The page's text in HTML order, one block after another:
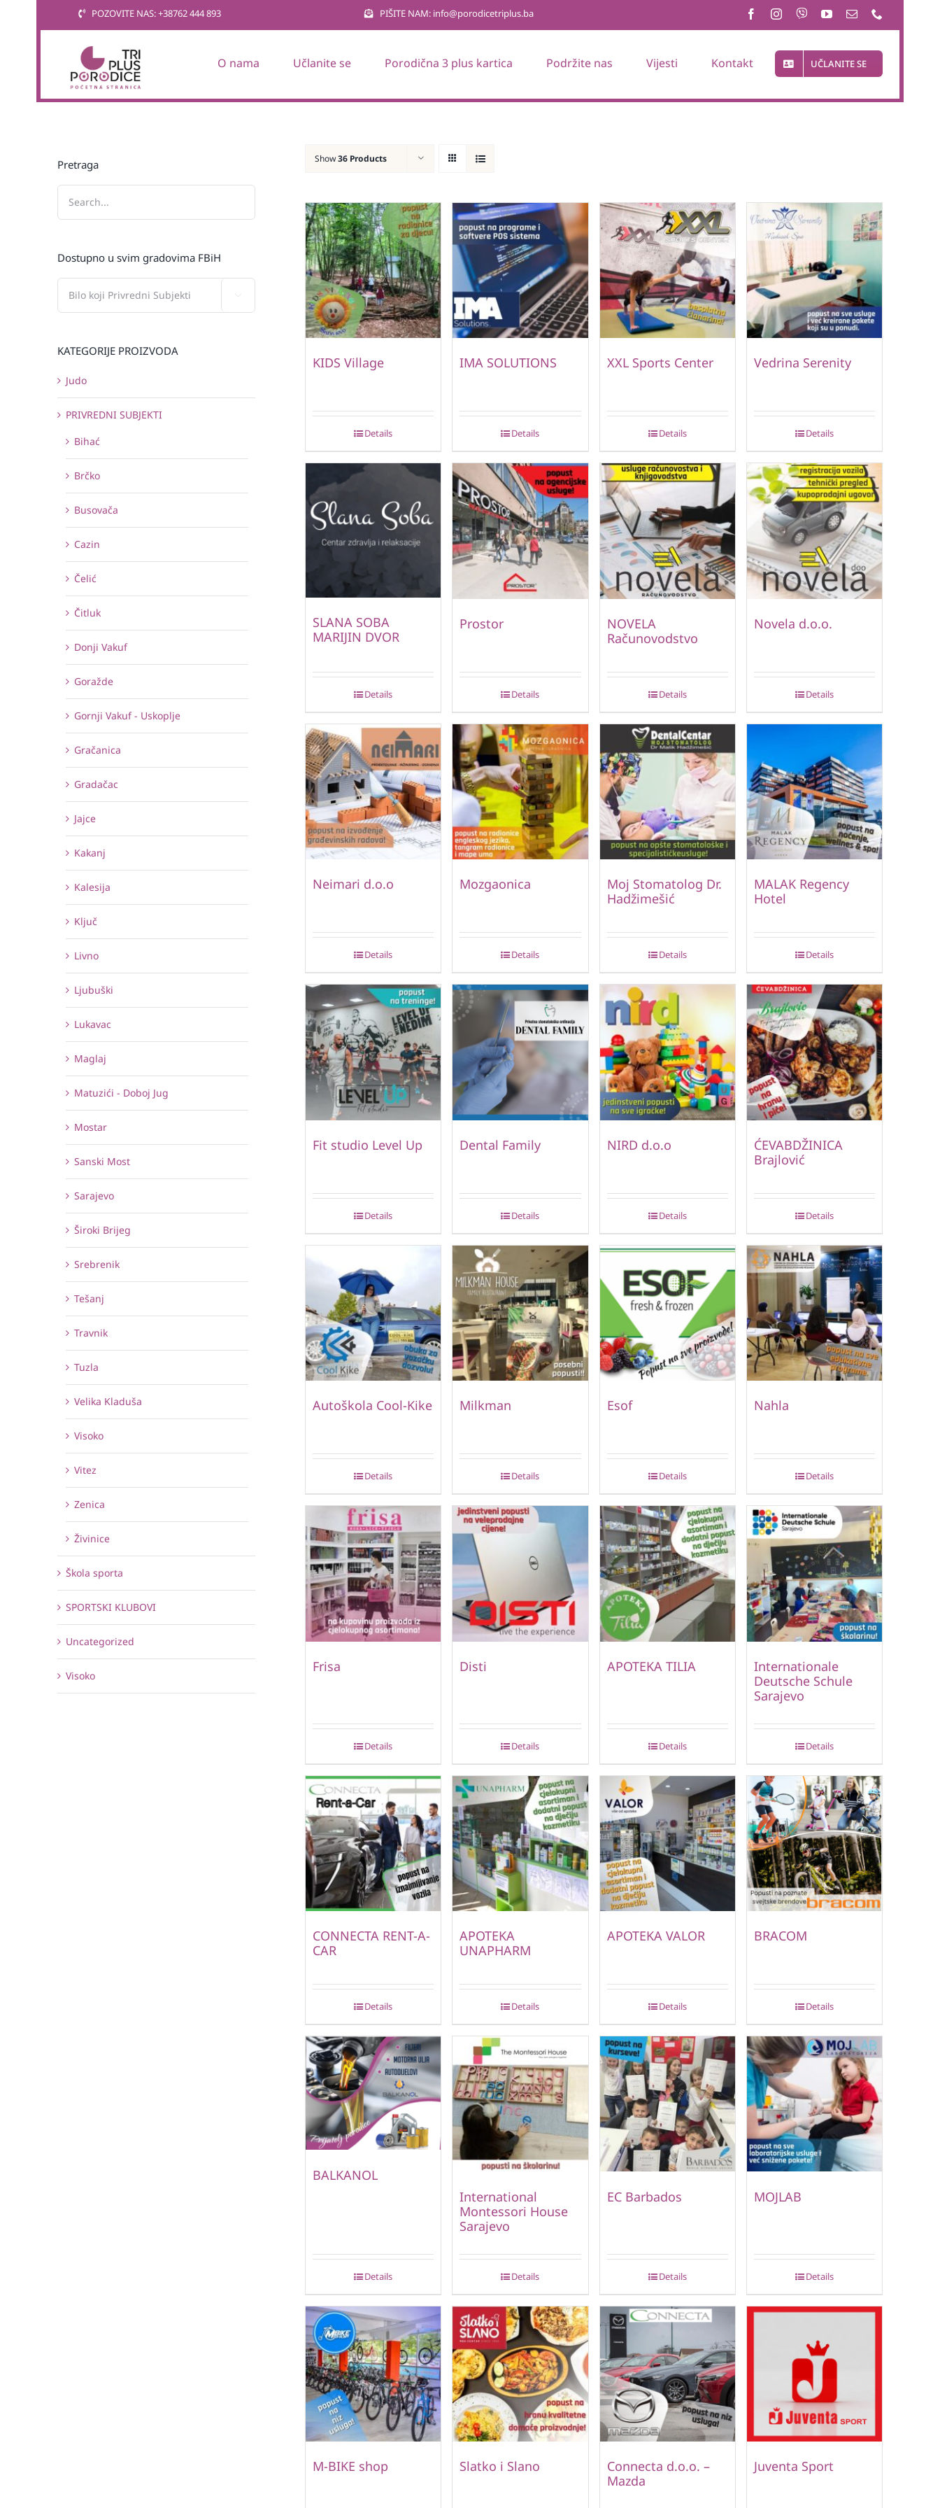
POZOVITE NAS: +38762 444 893 PIŠITE NAM: info@porodicetriplus.ba
O nama Učlanite se Porodična 3 plus kartica Podržite nas Vijesti Kontakt UČLANITE SE
Show36 Products
KIDS Village
Details
IMA SOLUTIONS
Details
XXL Sports Center
Details
Vedrina Serenity
Details
SLANA SOBA
MARIJIN DVOR
Details
Prostor
Details
NOVELA
Računovodstvo
Details
Novela d.o.o.
Details
Neimari d.o.o
Details
Mozgaonica
Details
Moj Stomatolog Dr.
Hadžimešić
Details
MALAK Regency
Hotel
Details
Fit studio Level Up
Details
Dental Family
Details
NIRD d.o.o
Details
ĆEVABDŽINICA
Brajlović
Details
Autoškola Cool-Kike
Details
Milkman
Details
Esof
Details
Nahla
Details
Frisa
Details
Disti
Details
APOTEKA TILIA
Details
Internationale
Deutsche Schule
Sarajevo
Details
CONNECTA RENT-A-
CAR
Details
APOTEKA
UNAPHARM
Details
APOTEKA VALOR
Details
BRACOM
Details
BALKANOL
Details
International
Montessori House
Sarajevo
Details
EC Barbados
Details
MOJLAB
Details
M-BIKE shop Slatko i Slano
Connecta d.o.o. –
Mazda
Juventa Sport
Pretraga
Dostupno u svim gradovima FBiH
KATEGORIJE PROIZVODA
Judo
PRIVREDNI SUBJEKTI
Bihać
Brčko
Busovača
Cazin
Čelić
Čitluk
Donji Vakuf
Goražde
Gornji Vakuf - Uskoplje
Gračanica
Gradačac
Jajce
Kakanj
Kalesija
Ključ
Livno
Ljubuški
Lukavac
Maglaj
Matuzići - Doboj Jug
Mostar
Sanski Most
Sarajevo
Široki Brijeg
Srebrenik
Tešanj
Travnik
Tuzla
Velika Kladuša
Visoko
Vitez
Zenica
Živinice
Škola sporta
SPORTSKI KLUBOVI
Uncategorized
Visoko